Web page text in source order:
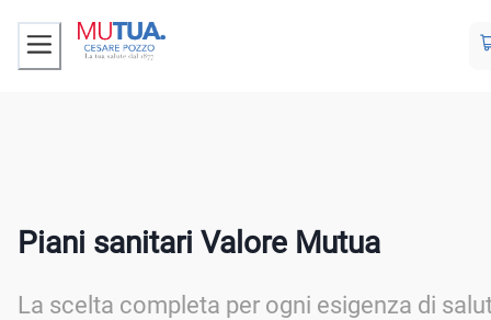
Piani sanitari Valore Mutua
La scelta completa per ogni esigenza di